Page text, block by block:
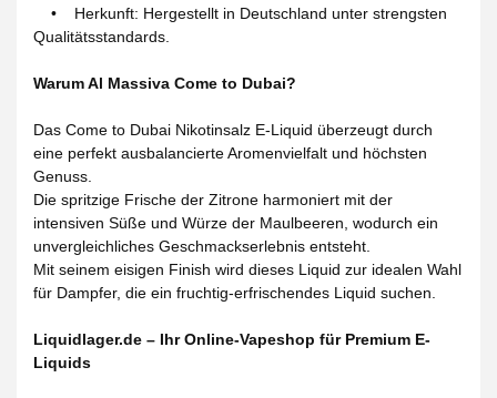
• Herkunft: Hergestellt in Deutschland unter strengsten
Qualitätsstandards.
Warum Al Massiva Come to Dubai?
Das Come to Dubai Nikotinsalz E-Liquid überzeugt durch
eine perfekt ausbalancierte Aromenvielfalt und höchsten
Genuss.
Die spritzige Frische der Zitrone harmoniert mit der
intensiven Süße und Würze der Maulbeeren, wodurch ein
unvergleichliches Geschmackserlebnis entsteht.
Mit seinem eisigen Finish wird dieses Liquid zur idealen Wahl
für Dampfer, die ein fruchtig-erfrischendes Liquid suchen.
Liquidlager.de – Ihr Online-Vapeshop für Premium E-
Liquids